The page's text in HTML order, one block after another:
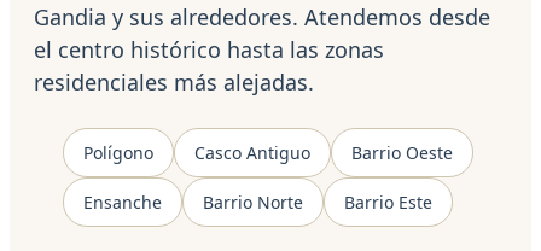
Gandia y sus alrededores. Atendemos desde
el centro histórico hasta las zonas
residenciales más alejadas.
Polígono Casco Antiguo Barrio Oeste
Ensanche Barrio Norte Barrio Este